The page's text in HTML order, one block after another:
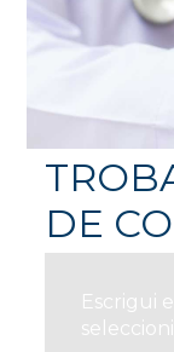
DE
Escrigui